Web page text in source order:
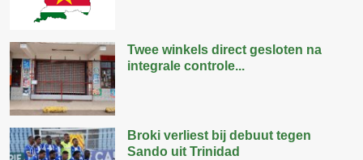
Twee winkels direct gesloten na
integrale controle...
Broki verliest bij debuut tegen
Sando uit Trinidad